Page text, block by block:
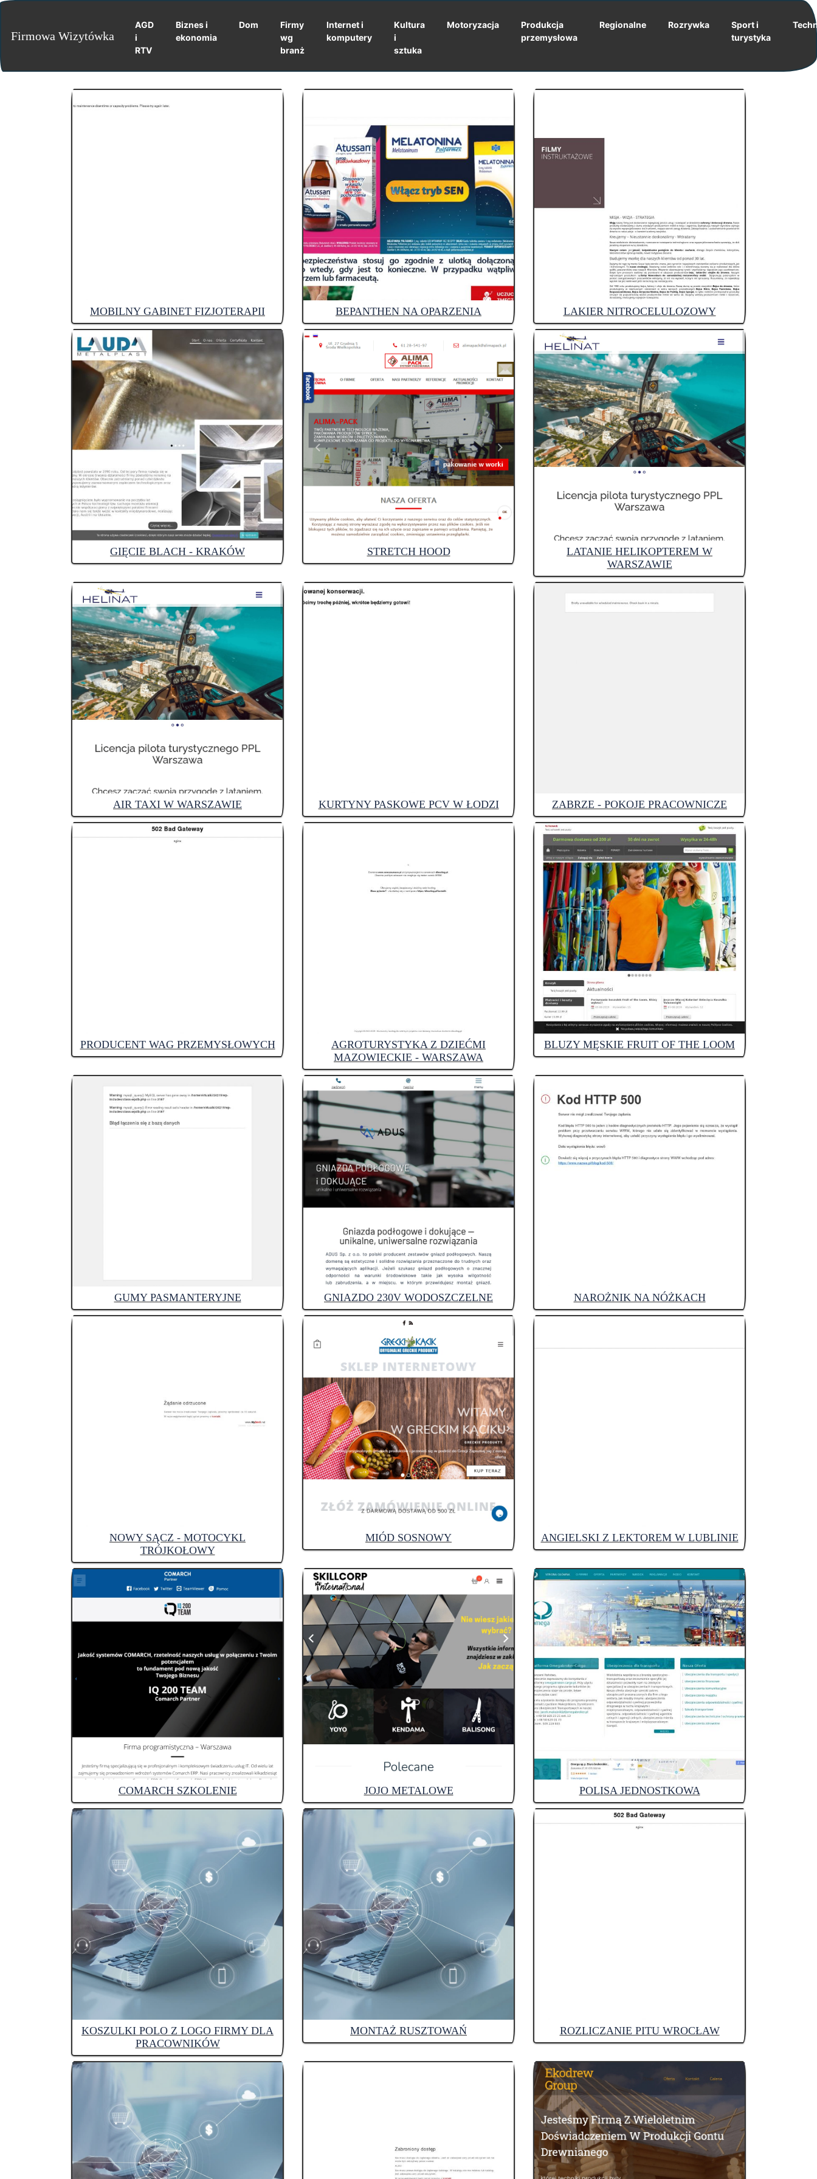
Firmowa Wizytówka
AGD
i
RTV
Biznes i
ekonomia
Dom
Firmy
wg
branż
Internet i
komputery
Kultura
i
sztuka
Motoryzacja
Produkcja
przemysłowa
Regionalne Rozrywka
Sport i
turystyka
MOBILNY GABINET FIZJOTERAPII BEPANTHEN NA OPARZENIA LAKIER NITROCELULOZOWY
GIĘCIE BLACH - KRAKÓW STRETCH HOOD
LATANIE HELIKOPTEREM W
WARSZAWIE
AIR TAXI W WARSZAWIE KURTYNY PASKOWE PCV W ŁODZI ZABRZE - POKOJE PRACOWNICZE
PRODUCENT WAG PRZEMYSŁOWYCH
AGROTURYSTYKA Z DZIEĆMI
MAZOWIECKIE - WARSZAWA
BLUZY MĘSKIE FRUIT OF THE LOOM
GUMY PASMANTERYJNE GNIAZDO 230V WODOSZCZELNE NAROŻNIK NA NÓŻKACH
NOWY SĄCZ - MOTOCYKL
TRÓJKOŁOWY
MIÓD SOSNOWY ANGIELSKI Z LEKTOREM W LUBLINIE
COMARCH SZKOLENIE JOJO METALOWE POLISA JEDNOSTKOWA
KOSZULKI POLO Z LOGO FIRMY DLA
PRACOWNIKÓW
MONTAŻ RUSZTOWAŃ ROZLICZANIE PITU WROCŁAW